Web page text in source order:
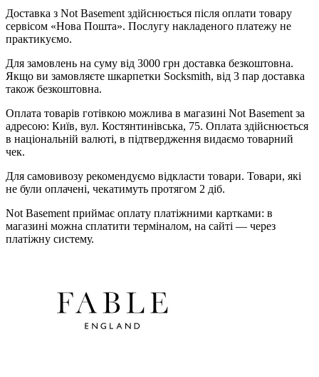
Доставка з Not Basement здійснюється після оплати товару
сервісом «Нова Пошта». Послугу накладеного платежу не
практикуємо.
Для замовлень на суму від 3000 грн доставка безкоштовна.
Якщо ви замовляєте шкарпетки Socksmith, від 3 пар доставка
також безкоштовна.
Оплата товарів готівкою можлива в магазині Not Basement за
адресою: Київ, вул. Костянтинівська, 75. Оплата здійснюється
в національній валюті, в підтвердження видаємо товарний
чек.
Для самовивозу рекомендуємо відкласти товари. Товари, які
не були оплачені, чекатимуть протягом 2 діб.
Not Basement приймає оплату платіжними картками: в
магазині можна сплатити терміналом, на сайті — через
платіжну систему.